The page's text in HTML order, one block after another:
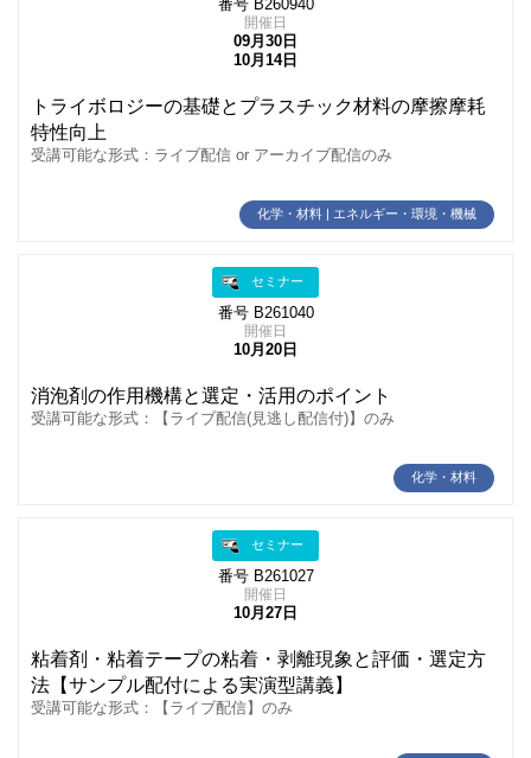
番号 B260940
開催日
09月30日
10月14日
トライボロジーの基礎とプラスチック材料の摩擦摩耗
特性向上
受講可能な形式：ライブ配信 or アーカイブ配信のみ
化学・材料 | エネルギー・環境・機械
セミナー
番号 B261040
開催日
10月20日
消泡剤の作用機構と選定・活用のポイント
受講可能な形式：【ライブ配信(見逃し配信付)】のみ
化学・材料
セミナー
番号 B261027
開催日
10月27日
粘着剤・粘着テープの粘着・剥離現象と評価・選定方
法【サンプル配付による実演型講義】
受講可能な形式：【ライブ配信】のみ